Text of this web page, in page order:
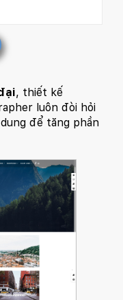
, thiết kế
luôn đòi hỏi
để tăng phần